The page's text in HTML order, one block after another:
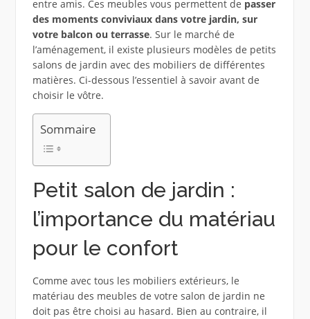
entre amis. Ces meubles vous permettent de passer
des moments conviviaux dans votre jardin, sur
votre balcon ou terrasse. Sur le marché de
l’aménagement, il existe plusieurs modèles de petits
salons de jardin avec des mobiliers de différentes
matières. Ci-dessous l’essentiel à savoir avant de
choisir le vôtre.
Sommaire
Petit salon de jardin :
l’importance du matériau
pour le confort
Comme avec tous les mobiliers extérieurs, le
matériau des meubles de votre salon de jardin ne
doit pas être choisi au hasard. Bien au contraire, il